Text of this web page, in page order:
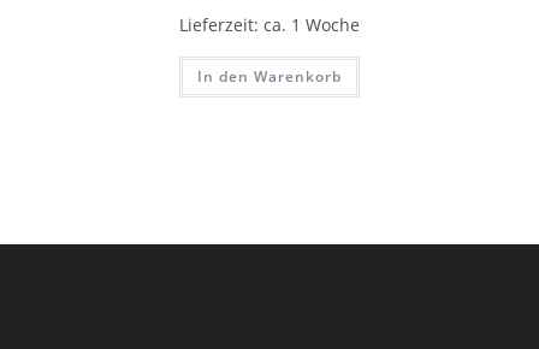
Lieferzeit: ca. 1 Woche
In den Warenkorb